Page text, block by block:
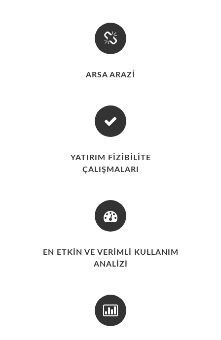
ARSA ARAZİ
YATIRIM FİZİBİLİTE
ÇALIŞMALARI
EN ETKİN VE VERİMLİ KULLANIM
ANALİZİ